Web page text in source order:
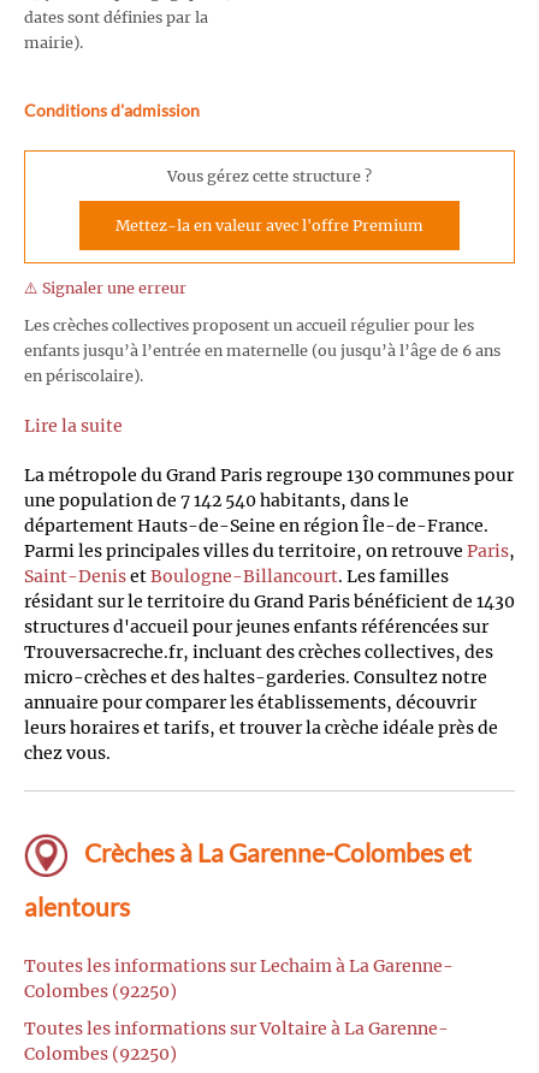
dates sont définies par la
mairie).
Conditions d'admission
Vous gérez cette structure ?
Mettez-la en valeur avec l'offre Premium
⚠️ Signaler une erreur
Les crèches collectives proposent un accueil régulier pour les
enfants jusqu’à l’entrée en maternelle (ou jusqu’à l’âge de 6 ans
en périscolaire).
Lire la suite
La métropole du Grand Paris regroupe 130 communes pour
une population de 7 142 540 habitants, dans le
département Hauts-de-Seine en région Île-de-France.
Parmi les principales villes du territoire, on retrouve Paris,
Saint-DenisetBoulogne-Billancourt. Les familles
résidant sur le territoire du Grand Paris bénéficient de 1430
structures d'accueil pour jeunes enfants référencées sur
Trouversacreche.fr, incluant des crèches collectives, des
micro-crèches et des haltes-garderies. Consultez notre
annuaire pour comparer les établissements, découvrir
leurs horaires et tarifs, et trouver la crèche idéale près de
chez vous.
Crèches à La Garenne-Colombes et
alentours
Toutes les informations sur Lechaim à La Garenne-
Colombes (92250)
Toutes les informations sur Voltaire à La Garenne-
Colombes (92250)